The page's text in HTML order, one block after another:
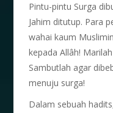
Pintu-pintu Surga
Jahim ditutup. Para
wahai kaum
kepada Allâh!
Sambutlah agar
menuju surga!
Dalam sebuah